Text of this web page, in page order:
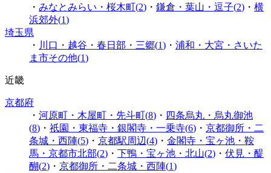
・ みなとみらい・桜木町(2) ・ 鎌倉・葉山・逗子(2) ・ 横
浜郊外(1)
埼玉県
・ 川口・越谷・春日部・三郷(1) ・ 浦和・大宮・さいた
ま市その他(1)
近畿
京都府
・ 河原町・木屋町・先斗町(8) ・ 四条烏丸・烏丸御池
(8) ・ 祇園・東福寺・銀閣寺・一乗寺(6) ・ 京都御所・二
条城・西陣(5) ・ 京都駅周辺(4) ・ 金閣寺・宝ヶ池・鞍
馬・京都市北部(2) ・ 下鴨・宝ヶ池・北山(2) ・ 伏見・醍
醐(2) ・ 京都御所・二条城・西陣(1)